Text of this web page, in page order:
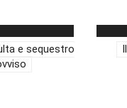
e sequestro